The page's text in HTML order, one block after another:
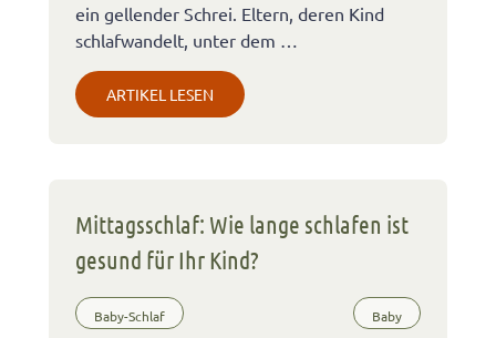
ein gellender Schrei. Eltern, deren Kind
schlafwandelt, unter dem …
ARTIKEL LESEN
Mittagsschlaf: Wie lange schlafen ist
gesund für Ihr Kind?
Baby-Schlaf Baby